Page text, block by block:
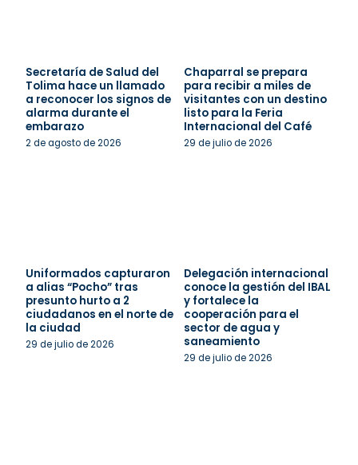
Secretaría de Salud del
Tolima hace un llamado
a reconocer los signos de
alarma durante el
embarazo
2 de agosto de 2026
Chaparral se prepara
para recibir a miles de
visitantes con un destino
listo para la Feria
Internacional del Café
29 de julio de 2026
Uniformados capturaron
a alias “Pocho” tras
presunto hurto a 2
ciudadanos en el norte de
la ciudad
29 de julio de 2026
Delegación internacional
conoce la gestión del IBAL
y fortalece la
cooperación para el
sector de agua y
saneamiento
29 de julio de 2026